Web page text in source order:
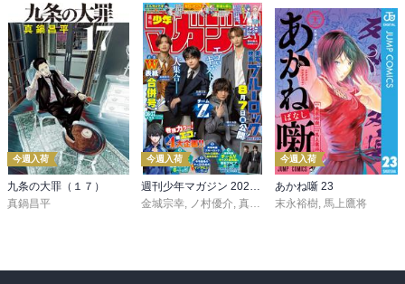
今週入荷
九条の大罪（１７）
真鍋昌平
今週入荷
週刊少年マガジン 2026年36・37号[2026年8月5日発売]
金城宗幸, ノ村優介, 真島ヒロ ,宮島礼吏,新川直司
今週入荷
あかね噺 23
末永裕樹, 馬上鷹将